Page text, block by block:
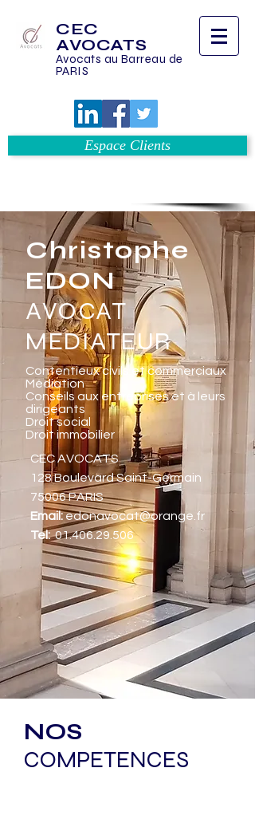
CEC
AVOCATS
Avocats au Barreau de
PARIS
Espace Clients
Christophe
EDON
AVOCAT
MEDIATEUR
Contentieux civils et commerciaux
Médiation
Conseils aux entreprises et à leurs
dirigeants
Droit social
Droit immobilier
CEC AVOCATS
128 Boulevard Saint-Germain
75006 PARIS
Email:edonavocat@orange.fr
Tel:01.406.29.506
NOS
COMPETENCES